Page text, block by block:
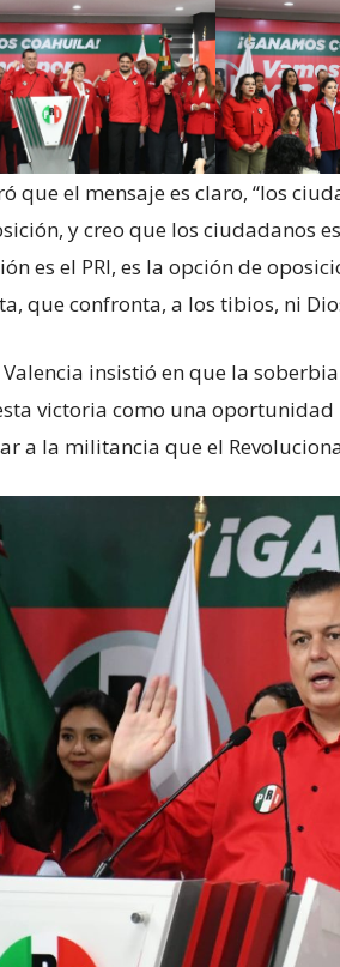
que el mensaje es claro, “los
y creo que los ciudadanos
es el PRI, es la opción de
que confronta, a los tibios, ni
insistió en que la
victoria como una
a la militancia que el